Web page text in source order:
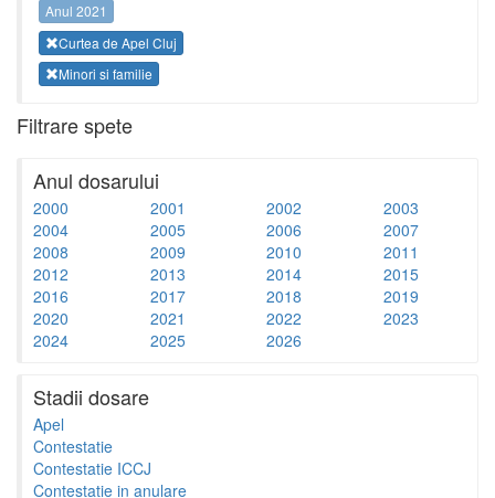
Anul 2021
Curtea de Apel Cluj
Minori si familie
Filtrare spete
Anul dosarului
2000 2001 2002
2003
2004
2005 2006
2007
2008
2009 2010
2011
2012
2013 2014
2015
2016
2017 2018
2019
2020
2021 2022
2023
2024
2025 2026
Stadii dosare
Apel
Contestatie
Contestatie ICCJ
Contestatie in anulare